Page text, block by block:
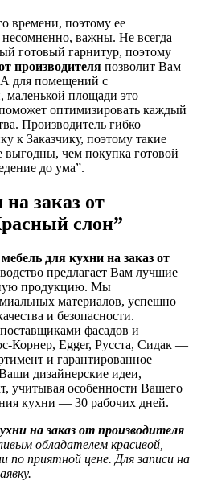
времени, поэтому ее
важны. Не всегда
готовый гарнитур, поэтому
производителя позволит Вам
А для помещений с
маленькой площади это
оптимизировать каждый
Производитель гибко
к Заказчику, поэтому такие
выгодны, чем покупка готовой
до ума”.
заказ от
слон”
мебель для кухни на заказ от
предлагает Вам лучшие
продукцию. Мы
материалов, успешно
и безопасности.
фасадов и
Egger, Русста, Сидак —
и гарантированное
дизайнерские идеи,
учитывая особенности Вашего
кухни — 30 рабочих дней.
на заказ от производителя
обладателем красивой,
по приятной цене. Для записи на